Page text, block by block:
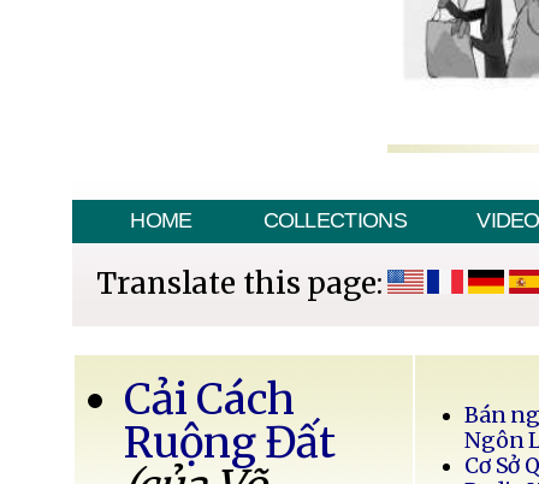
HOME COLLECTIONS VIDEO
Translate this page:
Cải Cách
Ruộng Đất
Bán
Ngôn
Cơ Sở